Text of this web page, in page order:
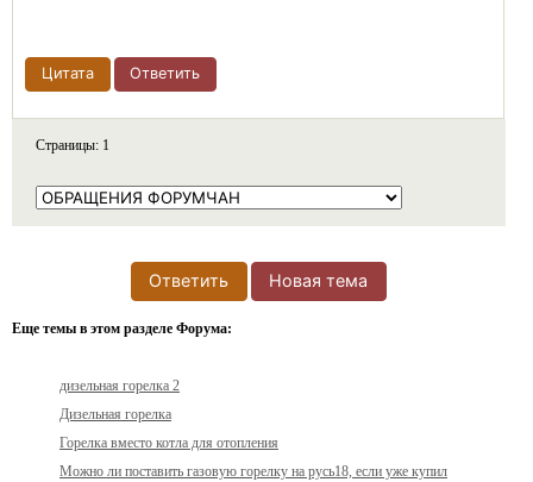
Цитата Ответить
Страницы: 1
Ответить Новая тема
Еще темы в этом разделе Форума:
дизельная горелка 2
Дизельная горелка
Горелка вместо котла для отопления
Можно ли поставить газовую горелку на русь18, если уже купил